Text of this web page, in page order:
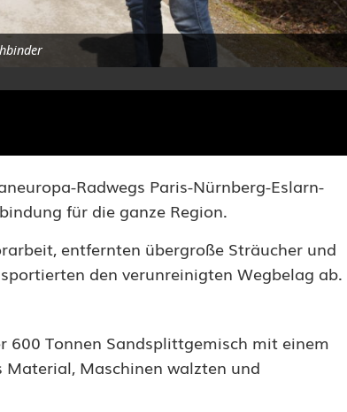
Radwegs Paris-Nürnberg-Eslarn-
für die ganze Region.
entfernten übergroße Sträucher und
den verunreinigten Wegbelag ab.
600 Tonnen Sandsplittgemisch mit einem
Maschinen walzten und